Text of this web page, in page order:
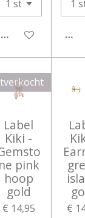
IN WINKELWAGEN
IN
Label
Kiki -
ne pink
hoop
gold
€ 14,95 €